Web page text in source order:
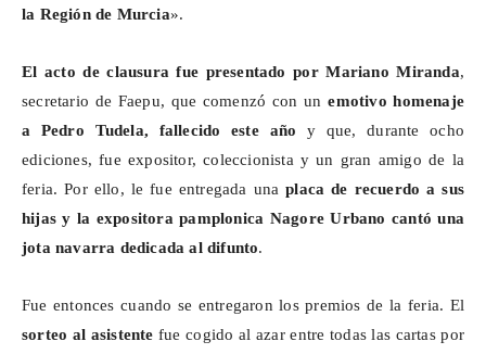
la Región de Murcia».
El acto de clausura fue presentado por Mariano Miranda,
secretario de Faepu, que comenzó con unemotivo homenaje
a Pedro Tudela, fallecido este año y que, durante ocho
ediciones, fue expositor, coleccionista y un gran amigo de la
feria. Por ello, le fue entregada unaplaca de recuerdo a sus
hijas y la expositora pamplonica Nagore Urbano cantó una
jota navarra dedicada al difunto.
Fue entonces cuando se entregaron los premios de la feria. El
sorteo al asistente fue cogido al azar entre todas las cartas por